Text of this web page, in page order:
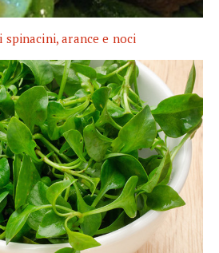
spinacini, arance e noci